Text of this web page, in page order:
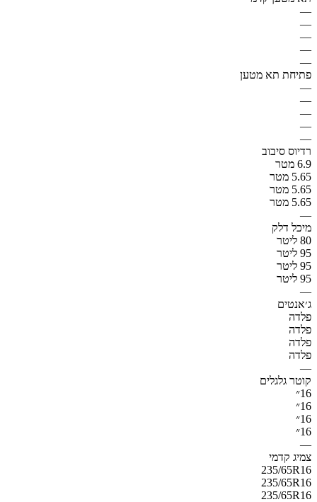
—
—
—
—
—
פתיחת תא מטען
—
—
—
—
—
רדיוס סיבוב
6.9 מטר
5.65 מטר
5.65 מטר
5.65 מטר
—
מיכל דלק
80 ליטר
95 ליטר
95 ליטר
95 ליטר
—
ג׳אנטים
פלדה
פלדה
פלדה
פלדה
—
קוטר גלגלים
16״
16״
16״
16״
—
צמיג קדמי
235/65R16
235/65R16
235/65R16